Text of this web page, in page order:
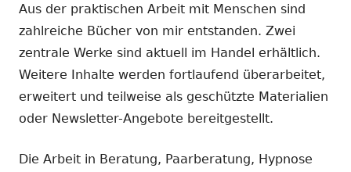
Aus der praktischen Arbeit mit Menschen sind
zahlreiche Bücher von mir entstanden. Zwei
zentrale Werke sind aktuell im Handel erhältlich.
Weitere Inhalte werden fortlaufend überarbeitet,
erweitert und teilweise als geschützte Materialien
oder Newsletter-Angebote bereitgestellt.
Die Arbeit in Beratung, Paarberatung, Hypnose